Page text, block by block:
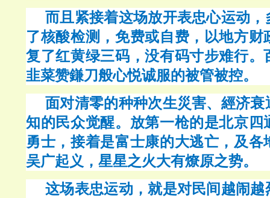
而且紧接着这场放开表忠心运动
了核酸检测，免费或自费，以地方财
复了红黄绿三码，没有码寸步难行。
韭菜赞鎌刀般心悦诚服的被管被控。
面对清零的种种次生災害、經济
知的民众觉醒。放第一枪的是北京四
勇士，接着是富士康的大逃亡，及各
吴广起义，星星之火大有燎原之势。
这场表忠运动，就是对民间越闹